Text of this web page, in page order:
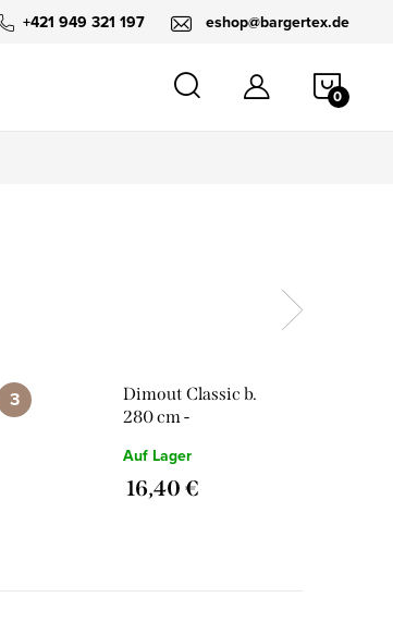
+421 949 321 197 eshop@bargertex.de
Dimout Classic b.
280 cm -
Auf Lager
16,40 €